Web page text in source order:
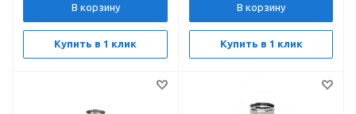
В корзину
Купить в 1 клик
В корзину
Купить в 1 клик